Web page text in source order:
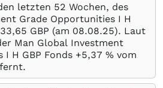
letzten 52 Wochen, des
Grade Opportunities I H
GBP (am 08.08.25). Laut
Man Global Investment
H GBP Fonds +5,37 % vom